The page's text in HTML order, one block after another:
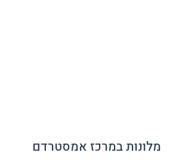
מלונות במרכז אמסטרדם